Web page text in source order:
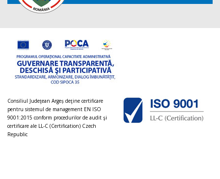
Consiliul Judeţean Argeș deţine certificare
pentru sistemul de management EN ISO
9001:2015 conform procedurilor de audit şi
certificare ale LL-C (Certification) Czech
Republic